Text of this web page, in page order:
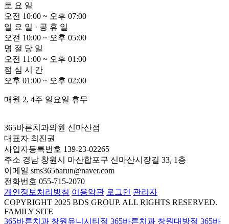
토 요 일
오전 10:00 ~ 오후 07:00
일 요 일 · 공 휴 일
오전 10:00 ~ 오후 05:00
명 절 당 일
오전 11:00 ~ 오후 01:00
점 심 시
간
오후 01:00 ~ 오후 02:00
매월 2, 4주 일요일 휴무
365바른치과의원 신마산점
대표자 최진권
사업자등록번호 139-23-02265
주소 경남 창원시 마산합포구 신마산시장길 33, 1층
이메일 sms365barun@naver.com
전화번호 055-715-2070
개인정보처리방침 이용약관 로그인 관리자
COPYRIGHT 2025 BDS GROUP. ALL RIGHTS RESERVED.
FAMILY SITE
365바른치과 창원유니시티점 365바른치과 창원대방점 365바